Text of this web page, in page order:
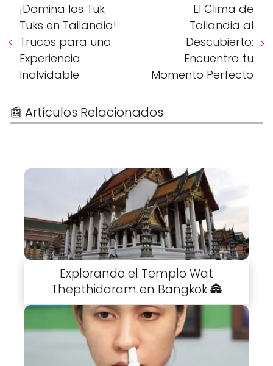
¡Domina los Tuk
Tuks en Tailandia!
Trucos para una
Experiencia
Inolvidable
El Clima de
Tailandia al
Descubierto:
Encuentra tu
Momento Perfecto
📰 Artículos Relacionados
Explorando el Templo Wat
Thepthidaram en Bangkok 🏯